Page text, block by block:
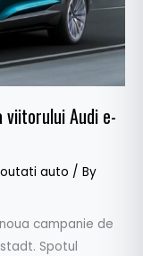
viitorului Audi e-
auto / By
campanie de
Spotul